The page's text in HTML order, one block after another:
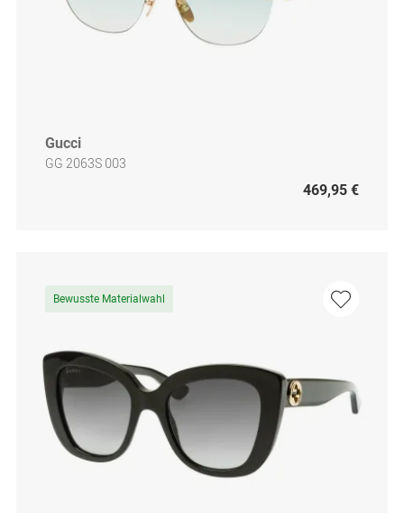
Gucci
GG 2063S 003
469,95 €
Bewusste Materialwahl